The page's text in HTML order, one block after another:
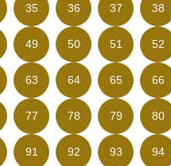
35 36 37 38
49 50 51 52
63 64 65 66
77 78 79 80
91 92 93 94